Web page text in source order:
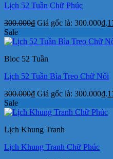
Lịch 52 Tuần Chữ Phúc
300.000₫ Giá gốc là: 300.000₫.
Sale
Bloc 52 Tuần
Lịch 52 Tuần Bìa Treo Chữ Nổi
300.000₫ Giá gốc là: 300.000₫.
Sale
Lịch Khung Tranh
Lịch Khung Tranh Chữ Phúc